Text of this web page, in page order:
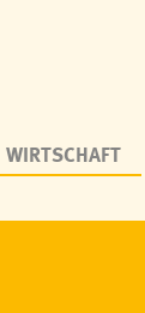
WIRTSCHAFT